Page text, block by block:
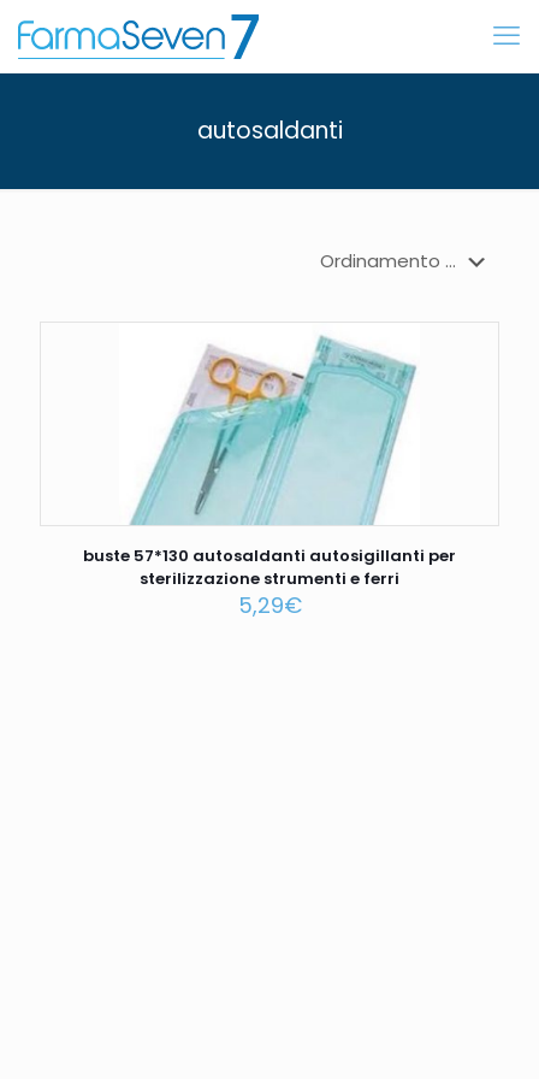
autosaldanti
buste 57*130 autosaldanti autosigillanti per
sterilizzazione strumenti e ferri
5,29€